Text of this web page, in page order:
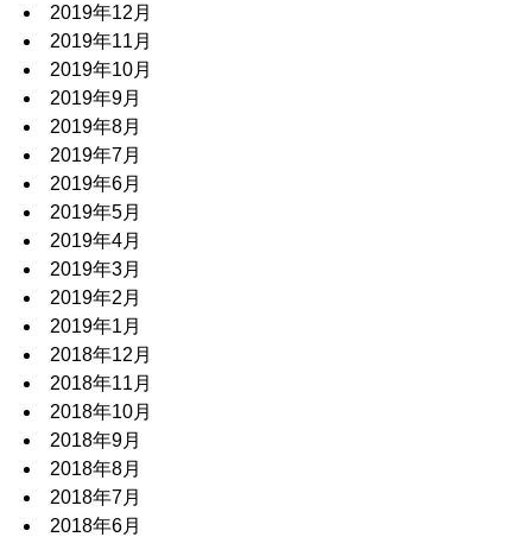
2019年12月
2019年11月
2019年10月
2019年9月
2019年8月
2019年7月
2019年6月
2019年5月
2019年4月
2019年3月
2019年2月
2019年1月
2018年12月
2018年11月
2018年10月
2018年9月
2018年8月
2018年7月
2018年6月